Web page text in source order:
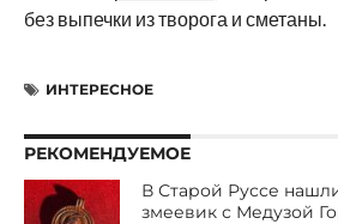
без выпечки из творога и сметаны.
ИНТЕРЕСНОЕ
РЕКОМЕНДУЕМОЕ
В Старой Руссе
змеевик с Медузой